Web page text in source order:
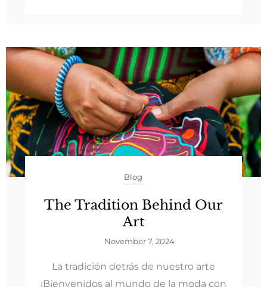
Blog
The Tradition Behind Our
Art
November 7, 2024
La tradición detrás de nuestro arte
¡Bienvenidos al mundo de la moda con